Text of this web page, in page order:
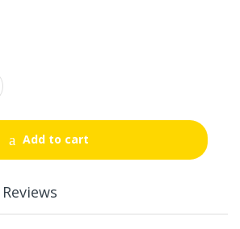
Add to cart
Reviews